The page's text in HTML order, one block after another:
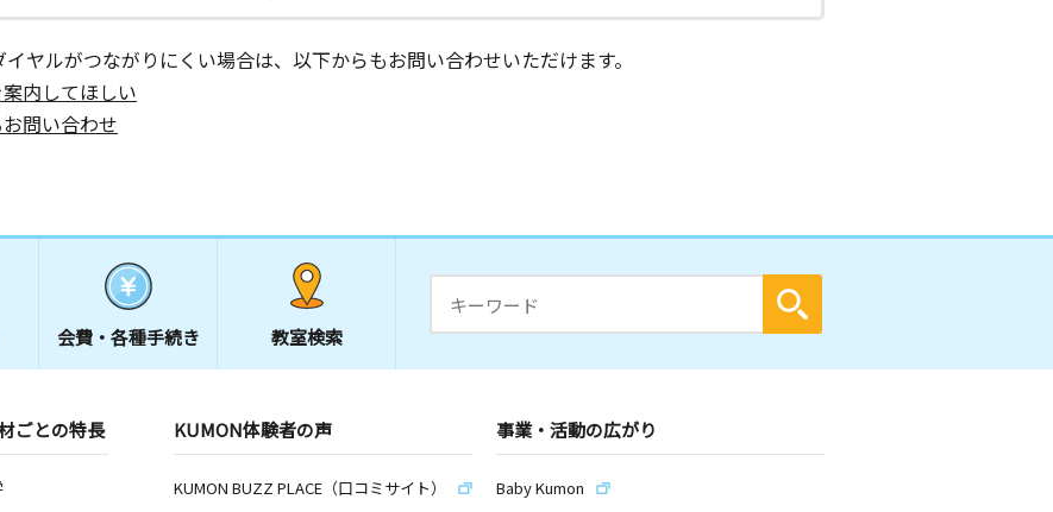
８７
町２
ヤルがつながりにくい場合は、以下からもお問い合わせいただけます。
内してほしい
問い合わせ
会費・ 各種手続き 教室検索
ごとの特長 KUMON体験者の声
KUMON BUZZ PLACE（口コミサイト）
事業・活動の広がり
Baby Kumon